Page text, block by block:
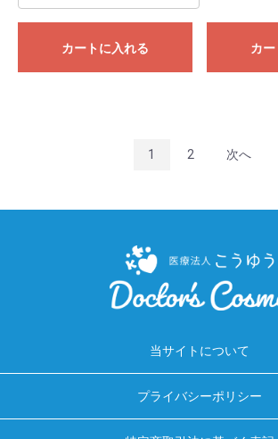
カートに入れる カ
1 2 次へ
当サイトについて
プライバシーポリシー